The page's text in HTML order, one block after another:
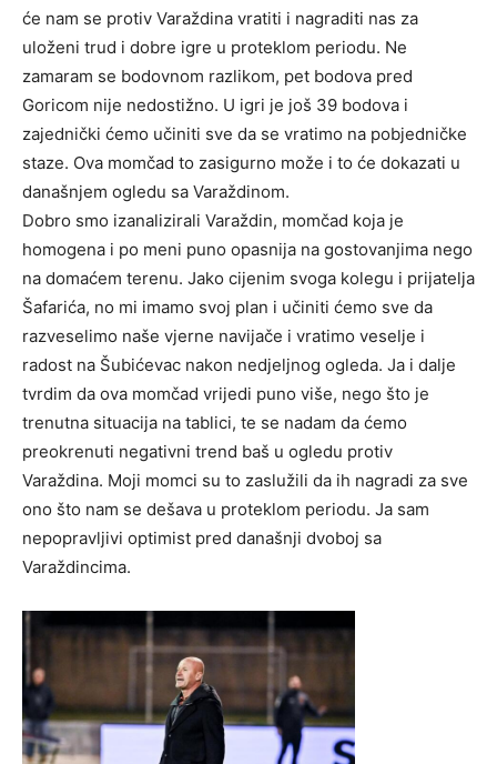
će nam se protiv Varaždina vratiti i nagraditi nas za
uloženi trud i dobre igre u proteklom periodu. Ne
zamaram se bodovnom razlikom, pet bodova pred
Goricom nije nedostižno. U igri je još 39 bodova i
zajednički ćemo učiniti sve da se vratimo na pobjedničke
staze. Ova momčad to zasigurno može i to će dokazati u
današnjem ogledu sa Varaždinom.
Dobro smo izanalizirali Varaždin, momčad koja je
homogena i po meni puno opasnija na gostovanjima nego
na domaćem terenu. Jako cijenim svoga kolegu i prijatelja
Šafarića, no mi imamo svoj plan i učiniti ćemo sve da
razveselimo naše vjerne navijače i vratimo veselje i
radost na Šubićevac nakon nedjeljnog ogleda. Ja i dalje
tvrdim da ova momčad vrijedi puno više, nego što je
trenutna situacija na tablici, te se nadam da ćemo
preokrenuti negativni trend baš u ogledu protiv
Varaždina. Moji momci su to zaslužili da ih nagradi za sve
ono što nam se dešava u proteklom periodu. Ja sam
nepopravljivi optimist pred današnji dvoboj sa
Varaždincima.